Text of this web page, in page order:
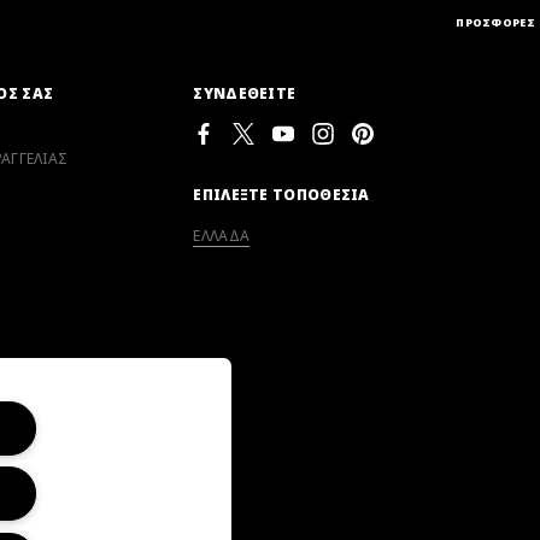
ΠΡΟΣΦΟΡΕΣ
ΣΑΣ
ΣΥΝΔΕΘΕΙΤΕ
ΕΠΙΛΕΞΤΕ ΤΟΠΟΘΕΣΙΑ
ΕΛΛΑΔΑ